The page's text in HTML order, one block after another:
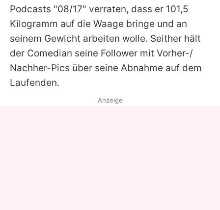
Podcasts "08/17" verraten, dass er 101,5
Kilogramm auf die Waage bringe und an
seinem Gewicht arbeiten wolle. Seither hält
der Comedian seine Follower mit Vorher-/
Nachher-Pics über seine Abnahme auf dem
Laufenden.
Anzeige